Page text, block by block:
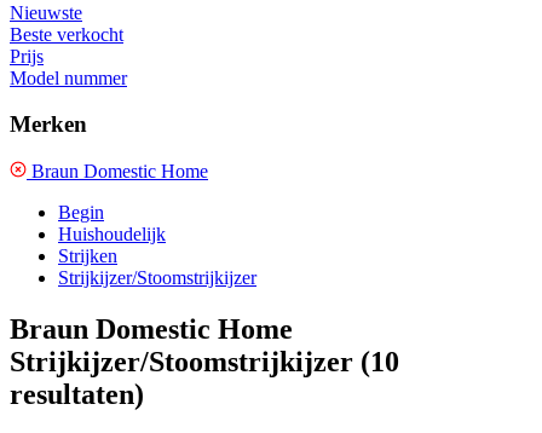
Nieuwste
Beste verkocht
Prijs
Model nummer
Merken
Braun Domestic Home
Begin
Huishoudelijk
Strijken
Strijkijzer/Stoomstrijkijzer
Braun Domestic Home
Strijkijzer/Stoomstrijkijzer (10
resultaten)